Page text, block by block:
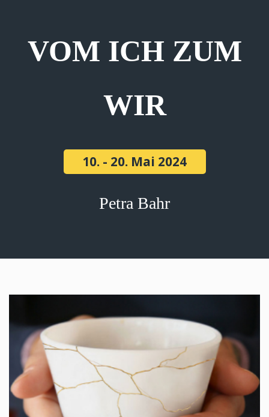
VOM ICH ZUM
WIR
10. - 20. Mai 2024
Petra Bahr